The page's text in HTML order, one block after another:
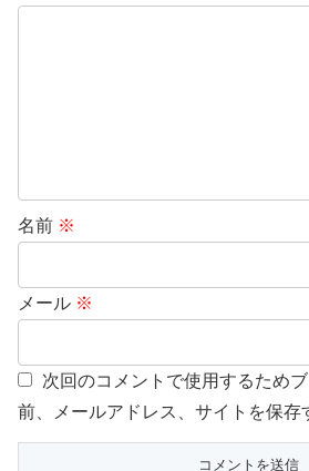
名前 ※
メール ※
次回のコメントで使用するため
前、メールアドレス、サイトを保存